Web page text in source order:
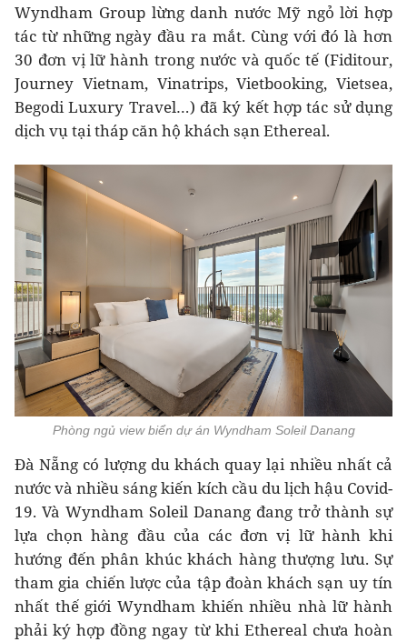
Wyndham Group lừng danh nước Mỹ ngỏ lời hợp
tác từ những ngày đầu ra mắt. Cùng với đó là hơn
30 đơn vị lữ hành trong nước và quốc tế (Fiditour,
Journey Vietnam, Vinatrips, Vietbooking, Vietsea,
Begodi Luxury Travel…) đã ký kết hợp tác sử dụng
dịch vụ tại tháp căn hộ khách sạn Ethereal.
Phòng ngủ view biển dự án Wyndham Soleil Danang
Đà Nẵng có lượng du khách quay lại nhiều nhất cả
nước và nhiều sáng kiến kích cầu du lịch hậu Covid-
19. Và Wyndham Soleil Danang đang trở thành sự
lựa chọn hàng đầu của các đơn vị lữ hành khi
hướng đến phân khúc khách hàng thượng lưu. Sự
tham gia chiến lược của tập đoàn khách sạn uy tín
nhất thế giới Wyndham khiến nhiều nhà lữ hành
phải ký hợp đồng ngay từ khi Ethereal chưa hoàn